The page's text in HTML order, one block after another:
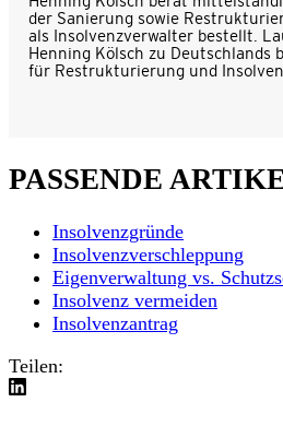
der Sanierung sowie
als Insolvenzverwalter bestellt.
Henning Kölsch zu Deutschlands
für Restrukturierung und
PASSENDE
Insolvenzgründe
Insolvenzverschleppung
Eigenverwaltung vs.
Insolvenz vermeiden
Insolvenzantrag
Teilen: